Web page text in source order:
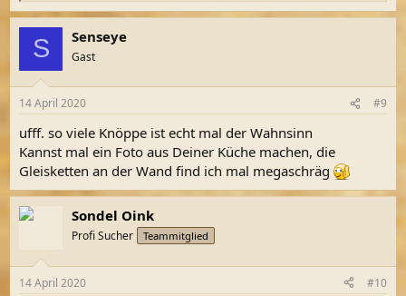
e
a
e
:
S Senseye
Gast
14 April 2020 #9
ufff. so viele Knöppe ist echt mal der Wahnsinn
Kannst mal ein Foto aus Deiner Küche machen, die
Gleisketten an der Wand find ich mal megaschräg
Sondel Oink
Profi Sucher Teammitglied
14 April 2020 #10